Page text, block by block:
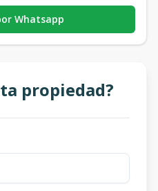
Whatsapp
propiedad?